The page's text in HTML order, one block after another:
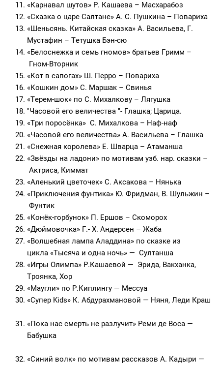
«Карнавал шутов» Р. Кашаева – Масхарабоз
«Сказка о царе Салтане» А. С. Пушкина – Повариха
«Шеньсянь. Китайская сказка» А. Васильева, Г.
Мустафин – Тетушка Бэн-сю
«Белоснежка и семь гномов» братьев Гримм –
Гном-Вторник
«Кот в сапогах» Ш. Перро – Повариха
«Кошкин дом» С. Маршак – Свинья
«Терем-шок» по С. Михалкову – Лягушка
"Часовой его величества "- Глашка; Царица.
«Три поросёнка» С. Михалкова – Наф-наф
«Часовой его величества» А. Васильева – Глашка
«Снежная королева» Е. Шварца – Атаманша
«Звёзды на ладони» по мотивам узб. нар. сказки –
Актриса, Киммат
«Аленький цветочек» С. Аксакова – Нянька
«Приключения фунтика» Ю. Фридман, В. Шульжин –
Фунтик
«Конёк-горбунок» П. Ершов – Скоморох
«Дюймовочка» Г.- Х. Андерсен – Жаба
«Волшебная лампа Аладдина» по сказке из
цикла «Тысяча и одна ночь» — Султанша
«Игры Олимпа» Р.Кашаевой — Эрида, Вакханка,
Троянка, Хор
«Маугли» по Р.Киплингу — Мессуа
«Супер Kids» К. Абдурахмановой — Няня, Леди Краш
«Пока нас смерть не разлучит» Реми де Воса —
Бабушка
«Синий волк» по мотивам рассказов А. Кадыри —